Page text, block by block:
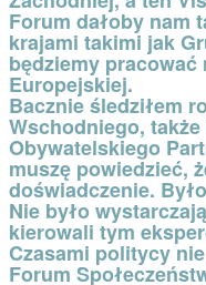
Forum dałoby nam
krajami takimi jak
będziemy pracować
Europejskiej.
Bacznie śledziłem
Wschodniego,
Obywatelskiego
muszę powiedzieć,
doświadczenie.
Nie było
kierowali tym
Czasami politycy
Forum